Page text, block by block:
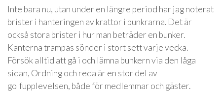
Inte bara nu, utan under en längre period har jag noterat
brister i hanteringen av krattor i bunkrarna. Det är
också stora brister i hur man beträder en bunker.
Kanterna trampas sönder i stort sett varje vecka.
Försök alltid att gå i och lämna bunkern via den låga
sidan, Ordning och reda är en stor del av
golfupplevelsen, både för medlemmar och gäster.